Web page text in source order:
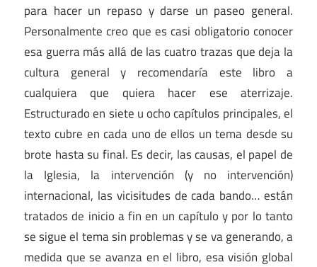
para hacer un repaso y darse un paseo general.
Personalmente creo que es casi obligatorio conocer
esa guerra más allá de las cuatro trazas que deja la
cultura general y recomendaría este libro a
cualquiera que quiera hacer ese aterrizaje.
Estructurado en siete u ocho capítulos principales, el
texto cubre en cada uno de ellos un tema desde su
brote hasta su final. Es decir, las causas, el papel de
la Iglesia, la intervención (y no intervención)
internacional, las vicisitudes de cada bando… están
tratados de inicio a fin en un capítulo y por lo tanto
se sigue el tema sin problemas y se va generando, a
medida que se avanza en el libro, esa visión global